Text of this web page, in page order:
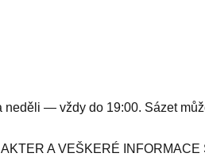
— vždy do 19:00. Sázet
A VEŠKERÉ INFORMACE